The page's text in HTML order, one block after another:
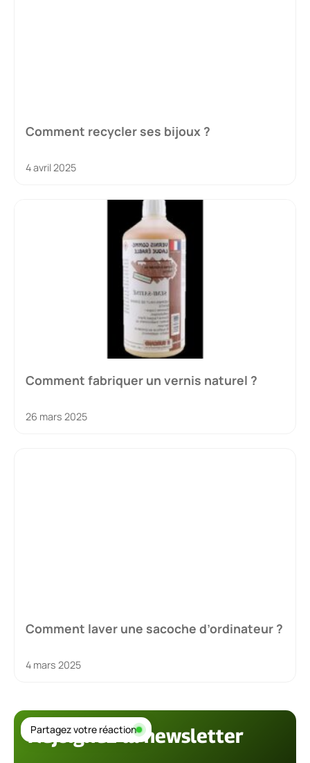
Comment recycler ses bijoux ?
4 avril 2025
Comment fabriquer un vernis naturel ?
26 mars 2025
Comment laver une sacoche d’ordinateur ?
4 mars 2025
Rejoignez la newsletter
Partagez votre réaction